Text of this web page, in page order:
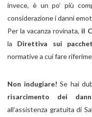
invece, è un po’ più
considerazione i danni
Per la vacanza rovinata, il
la Direttiva sui
normative a cui fare
Non indugiare! Se hai
risarcimento dei
all’assistenza gratuita di